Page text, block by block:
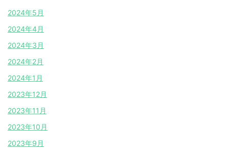
2024年5月
2024年4月
2024年3月
2024年2月
2024年1月
2023年12月
2023年11月
2023年10月
2023年9月